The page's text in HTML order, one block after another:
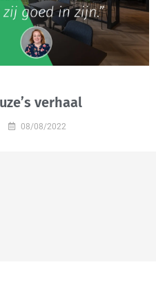
verhaal
08/08/2022